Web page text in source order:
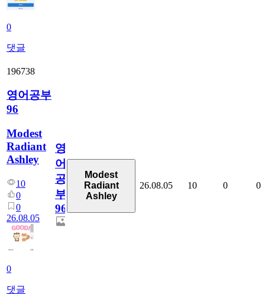
0
댓글
196738
영어공부
96
Modest
Radiant
Ashley
10
0
0
26.08.05
0
댓글
영
어
공
부
96
Modest
Radiant
Ashley
26.08.05 10 0 0